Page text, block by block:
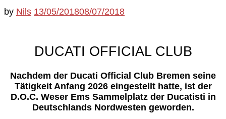
by Nils 13/05/201808/07/2018
DUCATI OFFICIAL CLUB
Nachdem der Ducati Official Club Bremen seine
Tätigkeit Anfang 2026 eingestellt hatte, ist der
D.O.C. Weser Ems Sammelplatz der Ducatisti in
Deutschlands Nordwesten geworden.